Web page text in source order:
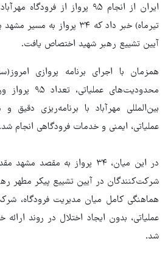
تیرماه) خبر داد که ۳۴ پرواز
آیین تشییع رهبر شهید اختصاص یافت.
محدودیت‌های
بین‌المللی مهرآباد با برنامه‌ریزی
عملیاتی، ایمنی و خدمات فرودگاهی انجام شد.
در این میان، ۳۴ پرواز به
شرکت‌کنندگان در آیین تشییع پیکر مطهر
هماهنگی کامل میان مدیریت فرودگاه،
عملیاتی، بدون ایجاد اختلال در روند
شد.